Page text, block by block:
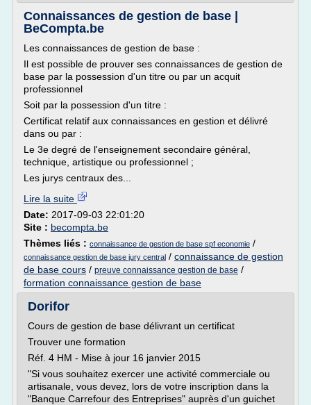
Connaissances de gestion de base |
BeCompta.be
Les connaissances de gestion de base :
Il est possible de prouver ses connaissances de gestion de
base par la possession d'un titre ou par un acquit
professionnel
Soit par la possession d'un titre :
Certificat relatif aux connaissances en gestion et délivré
dans ou par :
Le 3e degré de l'enseignement secondaire général,
technique, artistique ou professionnel ;
Les jurys centraux des...
Lire la suite
Date: 2017-09-03 22:01:20
Site : becompta.be
Thèmes liés : connaissance de gestion de base spf economie /
connaissance gestion de base jury central / connaissance de gestion
de base cours / preuve connaissance gestion de base /
formation connaissance gestion de base
Dorifor
Cours de gestion de base délivrant un certificat
Trouver une formation
Réf. 4 HM - Mise à jour 16 janvier 2015
"Si vous souhaitez exercer une activité commerciale ou
artisanale, vous devez, lors de votre inscription dans la
"Banque Carrefour des Entreprises" auprès d'un guichet